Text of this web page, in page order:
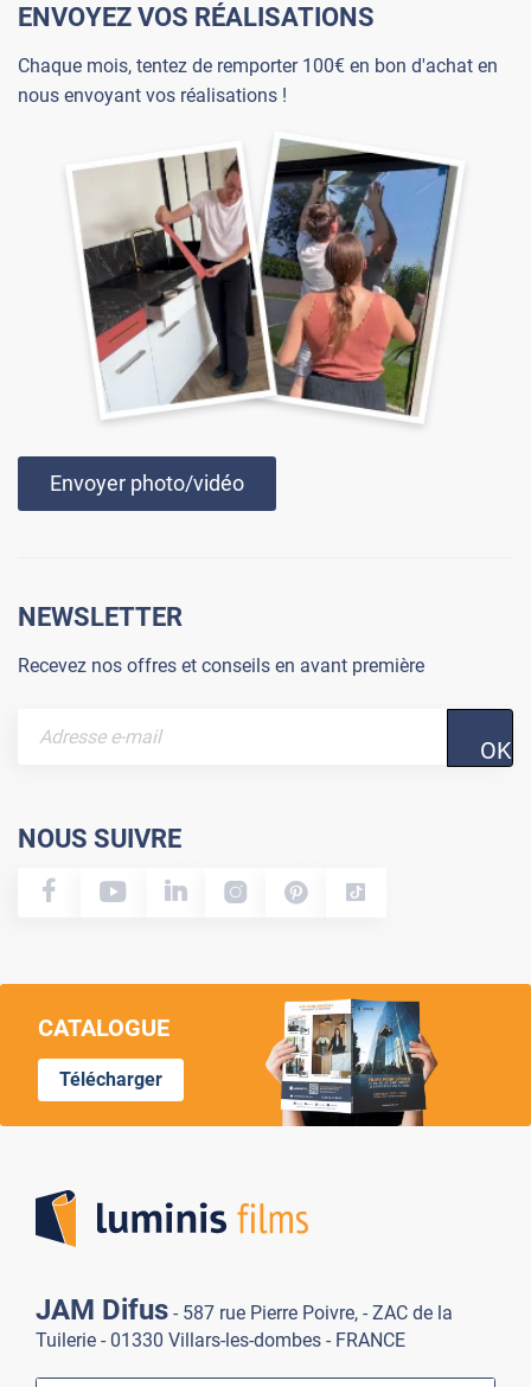
ENVOYEZ VOS RÉALISATIONS
Chaque mois, tentez de remporter 100€ en bon d'achat en
nous envoyant vos réalisations !
Envoyer photo/vidéo
NEWSLETTER
Recevez nos offres et conseils en avant première
OK
NOUS SUIVRE
CATALOGUE
Télécharger
JAM Difus - 587 rue Pierre Poivre, - ZAC de la
Tuilerie - 01330 Villars-les-dombes - FRANCE